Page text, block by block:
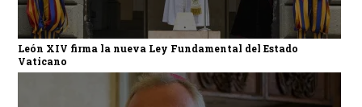
León XIV firma la nueva Ley Fundamental del Estado
Vaticano